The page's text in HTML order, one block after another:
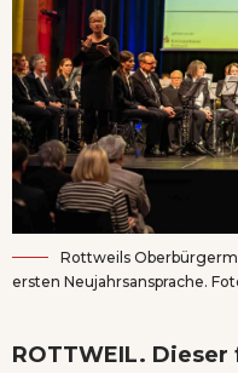
Rottweils
ersten Neujahrsansprache.
ROTTWEIL.